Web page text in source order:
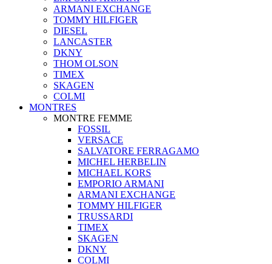
ARMANI EXCHANGE
TOMMY HILFIGER
DIESEL
LANCASTER
DKNY
THOM OLSON
TIMEX
SKAGEN
COLMI
MONTRES
MONTRE FEMME
FOSSIL
VERSACE
SALVATORE FERRAGAMO
MICHEL HERBELIN
MICHAEL KORS
EMPORIO ARMANI
ARMANI EXCHANGE
TOMMY HILFIGER
TRUSSARDI
TIMEX
SKAGEN
DKNY
COLMI